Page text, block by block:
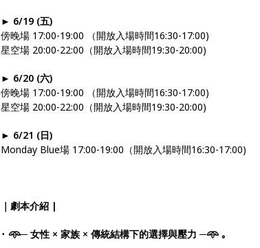
► 6/19 (五)
傍晚場 17:00-19:00 （開放入場時間16:30-17:00)
星空場 20:00-22:00（開放入場時間19:30-20:00)
► 6/20 (六)
傍晚場 17:00-19:00 （開放入場時間16:30-17:00)
星空場 20:00-22:00（開放入場時間19:30-20:00)
► 6/21 (日)
Monday Blue場 17:00-19:00（開放入場時間16:30-17:00)
｜劇本介紹 |
･ 𖥸─ 女性 × 家族 × 傳統結構下的選擇與壓力 ─𖥸 ｡